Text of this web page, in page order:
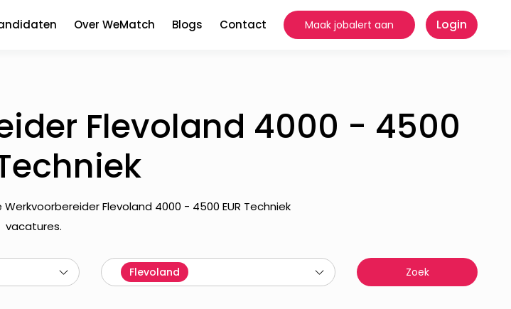
Over WeMatch Blogs Contact Login
Maak jobalert aan
Flevoland 4000 - 4500
Flevoland 4000 - 4500 EUR Techniek
vacatures.
Flevoland